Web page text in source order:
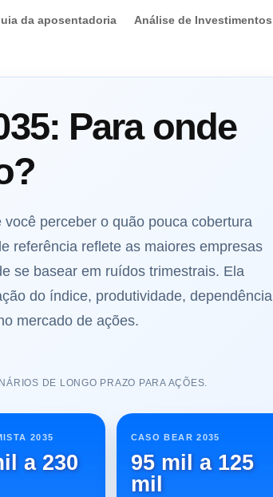
da aposentadoria Análise de Investimentos
Para onde
perceber o quão pouca cobertura
referência reflete as maiores empresas
se basear em ruídos trimestrais. Ela
do índice, produtividade, dependência
mercado de ações.
DE LONGO PRAZO PARA AÇÕES.
2035
a 230
CASO BEAR 2035
95 mil a 125
mil